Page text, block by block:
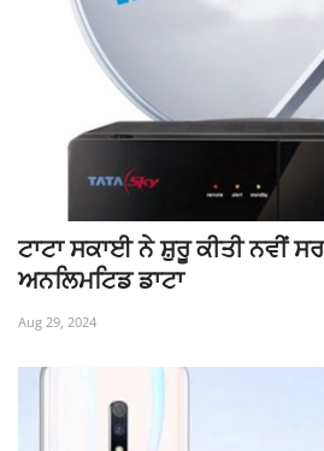
ਟਾਟਾ ਸਕਾਈ ਨੇ ਸ਼ੁਰੂ ਕੀਤੀ ਨਵੀਂ
ਅਨਲਿਮਟਿਡ ਡਾਟਾ
Aug 29, 2024